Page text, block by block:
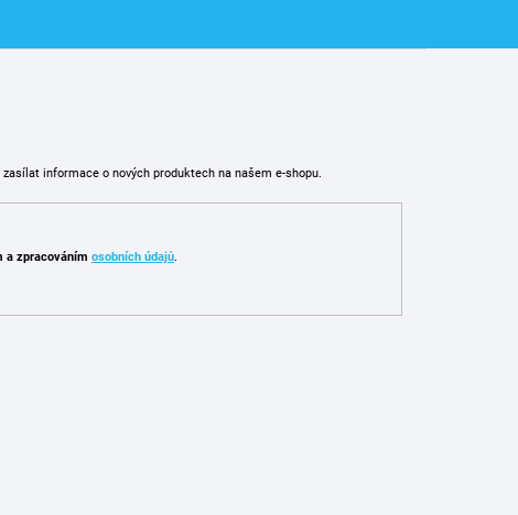
informace o nových produktech na našem e-shopu.
a zpracováním osobních údajů.